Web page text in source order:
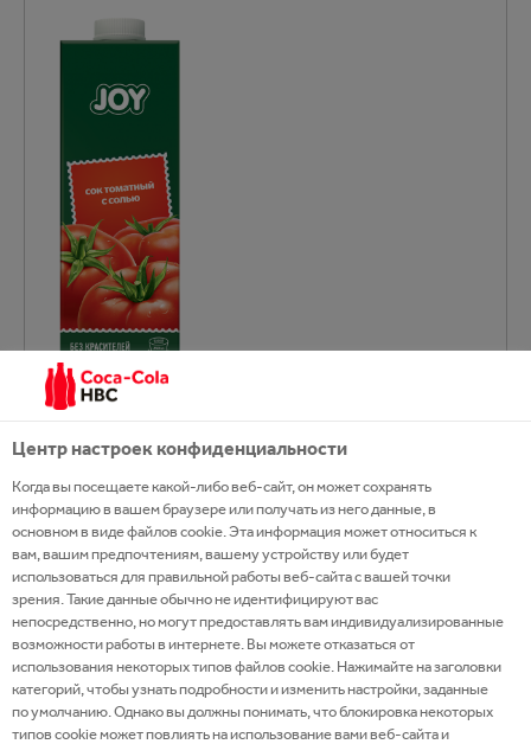
ИССЛЕДУЙТЕ НАШИ
Центр настроек конфиденциальности
Когда вы посещаете какой-либо веб-сайт, он может сохранять
информацию в вашем браузере или получать из него данные, в
основном в виде файлов cookie. Эта информация может относиться к
вам, вашим предпочтениям, вашему устройству или будет
использоваться для правильной работы веб-сайта с вашей точки
зрения. Такие данные обычно не идентифицируют вас
непосредственно, но могут предоставлять вам индивидуализированные
возможности работы в интернете. Вы можете отказаться от
использования некоторых типов файлов cookie. Нажимайте на заголовки
категорий, чтобы узнать подробности и изменить настройки, заданные
по умолчанию. Однако вы должны понимать, что блокировка некоторых
типов cookie может повлиять на использование вами веб-сайта и